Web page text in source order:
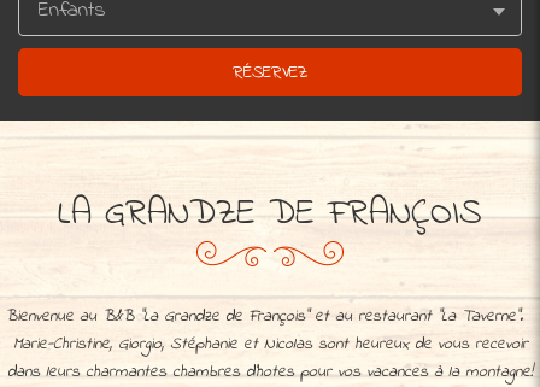
LA GRANDZE DE FRANÇOIS
Bienvenue au B&B "La Grandze de François" et au restaurant “La Taverne”.
Marie-Christine, Giorgio, Stéphanie et Nicolas sont heureux de vous recevoir
dans leurs charmantes chambres d'hotes pour vos vacances à la montagne!